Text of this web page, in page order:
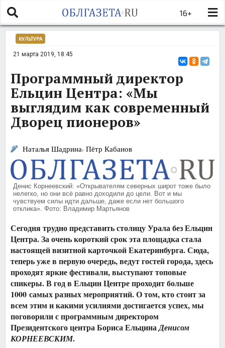
16+
КУЛЬТУРА
21 марта 2019, 18:45
Программный директор
Ельцин Центра: «Мы
выглядим как современный
Дворец пионеров»
Наталья Шадрина, Пётр Кабанов
Денис Корнеевский: «Открывателям северных широт тоже было
нелегко, но они всё равно доходили до цели. Вот и мы
чувствуем силы идти дальше, даже если нет большого
отклика». Фото: Владимир Мартьянов
Сегодня трудно представить столицу Урала без Ельцин
Центра. За очень короткий срок эта площадка стала
настоящей визитной карточкой Екатеринбурга. Сюда,
теперь уже в первую очередь, ведут гостей города, здесь
проходят яркие фестивали, выступают топовые
спикеры. В год в Ельцин Центре проходит больше
1000 самых разных мероприятий. О том, кто стоит за
всем этим и какими усилиями достигается успех, мы
поговорили с программным директором
Президентского центра Бориса Ельцина Денисом
КОРНЕЕВСКИМ.